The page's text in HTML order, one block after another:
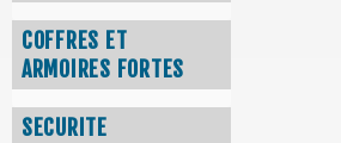
COFFRES ET
ARMOIRES FORTES
SECURITE